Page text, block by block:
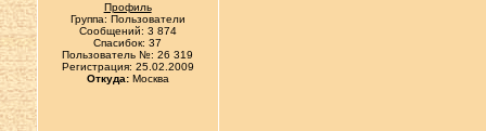
Профиль
Группа: Пользователи
Сообщений: 3 874
Спасибок: 37
Пользователь №: 26 319
Регистрация: 25.02.2009
Откуда:Москва